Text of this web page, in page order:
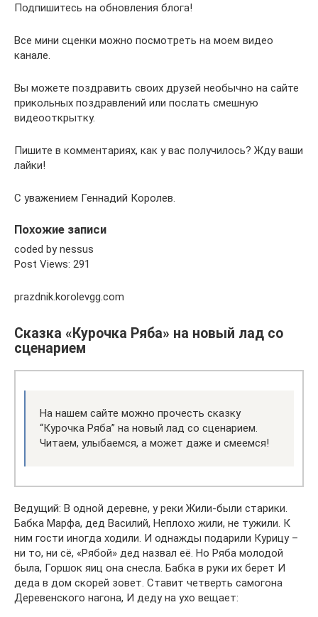
Подпишитесь на обновления блога!
Все мини сценки можно посмотреть на моем видео
канале.
Вы можете поздравить своих друзей необычно на сайте
прикольных поздравлений или послать смешную
видеооткрытку.
Пишите в комментариях, как у вас получилось? Жду ваши
лайки!
С уважением Геннадий Королев.
Похожие записи
coded by nessus
Post Views: 291
prazdnik.korolevgg.com
Сказка «Курочка Ряба» на новый лад со
сценарием
На нашем сайте можно прочесть сказку
“Курочка Ряба” на новый лад со сценарием.
Читаем, улыбаемся, а может даже и смеемся!
Ведущий: В одной деревне, у реки Жили-были старики.
Бабка Марфа, дед Василий, Неплохо жили, не тужили. К
ним гости иногда ходили. И однажды подарили Курицу –
ни то, ни сё, «Рябой» дед назвал её. Но Ряба молодой
была, Горшок яиц она снесла. Бабка в руки их берет И
деда в дом скорей зовет. Ставит четверть самогона
Деревенского нагона, И деду на ухо вещает: